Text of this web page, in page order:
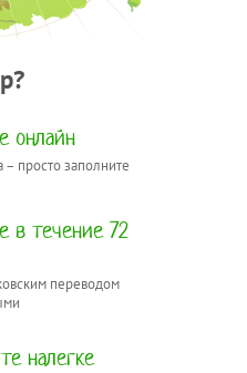
онлайн
просто заполните
в течение 72
переводом
налегке